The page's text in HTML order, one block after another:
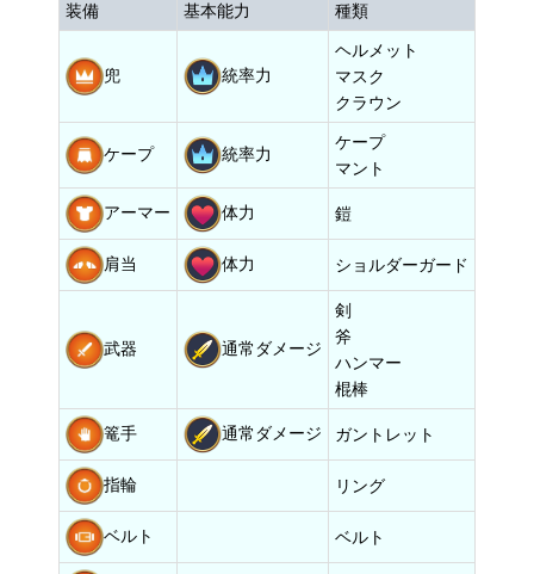
装備 基本能力 種類
兜 統率力
ヘルメット
マスク
クラウン
ケープ 統率力
ケープ
マント
アーマー 体力 鎧
肩当 体力 ショルダーガード
武器 通常ダメージ
剣
斧
ハンマー
棍棒
篭手 通常ダメージ ガントレット
指輪 リング
ベルト ベルト